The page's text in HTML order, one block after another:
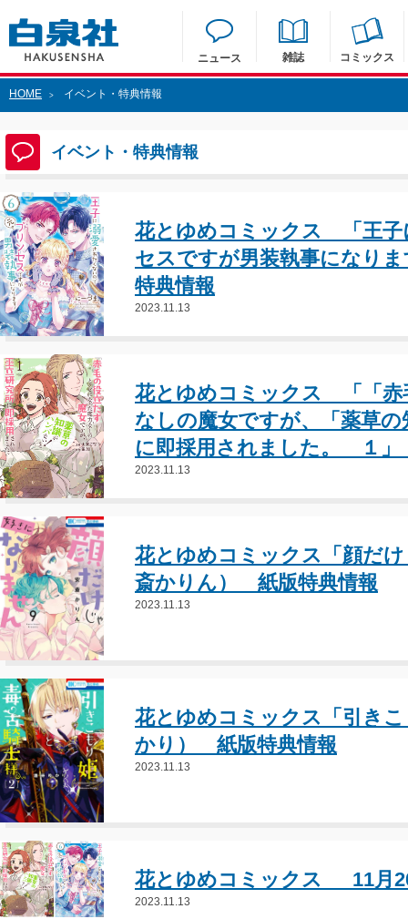
ニュース 雑誌 コミックス
HOME > イベント・特典情報
イベント・特典情報
花とゆめコミックス 「王子
セスですが男装執事にな
特典情報
2023.11.13
花とゆめコミックス 「「赤
なしの魔女ですが、「薬草
に即採用されました。 １
2023.11.13
花とゆめコミックス「顔だ
斎かりん） 紙版特典情報
2023.11.13
花とゆめコミックス「引き
かり） 紙版特典情報
2023.11.13
花とゆめコミックス
2023.11.13